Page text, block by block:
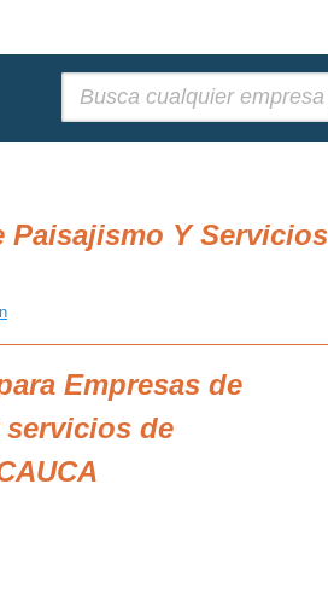
Paisajismo Y
Empresas de
de